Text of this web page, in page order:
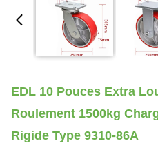
EDL 10 Pouces Extra
Roulement 1500kg
Rigide Type 9310-86A